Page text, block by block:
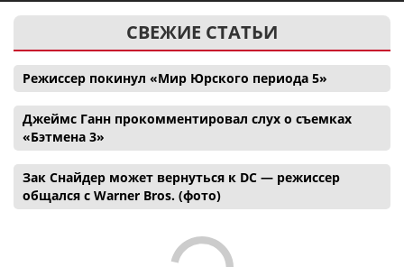
СВЕЖИЕ СТАТЬИ
Режиссер покинул «Мир Юрского периода 5»
Джеймс Ганн прокомментировал слух о съемках
«Бэтмена 3»
Зак Снайдер может вернуться к DC — режиссер
общался с Warner Bros. (фото)